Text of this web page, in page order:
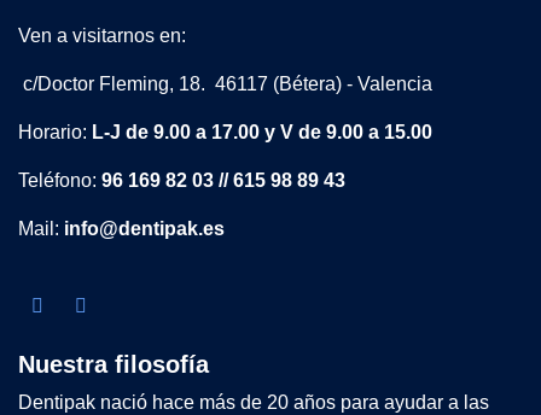
Ven a visitarnos en:
c/Doctor Fleming, 18. 46117 (Bétera) - Valencia
Horario: L-J de 9.00 a 17.00 y V de 9.00 a 15.00
Teléfono: 96 169 82 03 // 615 98 89 43
Mail: info@dentipak.es
Nuestra filosofía
Dentipak nació hace más de 20 años para ayudar a las